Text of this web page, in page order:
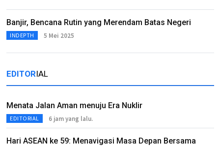
Banjir, Bencana Rutin yang Merendam Batas Negeri
INDEPTH 5 Mei 2025
EDITORIAL
Menata Jalan Aman menuju Era Nuklir
EDITORIAL 6 jam yang lalu.
Hari ASEAN ke 59: Menavigasi Masa Depan Bersama